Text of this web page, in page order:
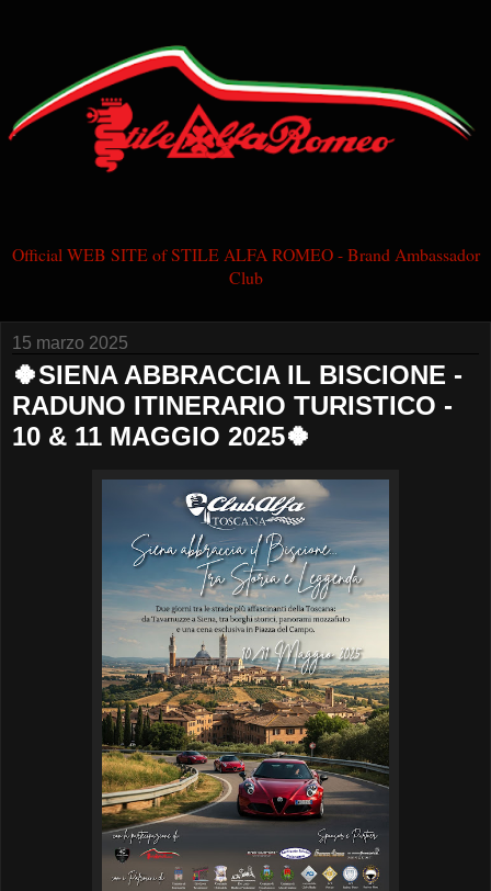
Official WEB SITE of STILE ALFA ROMEO - Brand Ambassador
Club
15 marzo 2025
🍀SIENA ABBRACCIA IL BISCIONE -
RADUNO ITINERARIO TURISTICO -
10 & 11 MAGGIO 2025🍀